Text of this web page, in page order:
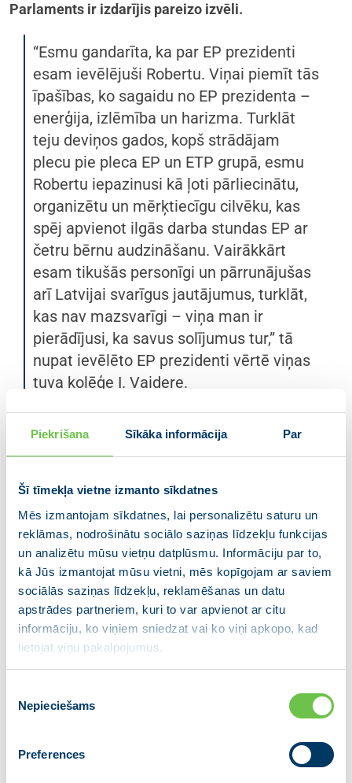
Piekrišana Sīkāka informācija Par
Šī tīmekļa vietne izmanto sīkdatnes
Mēs izmantojam sīkdatnes, lai personalizētu saturu un
reklāmas, nodrošinātu sociālo saziņas līdzekļu funkcijas
un analizētu mūsu vietņu datplūsmu. Informāciju par to,
kā Jūs izmantojat mūsu vietni, mēs kopīgojam ar saviem
sociālās saziņas līdzekļu, reklamēšanas un datu
apstrādes partneriem, kuri to var apvienot ar citu
informāciju, ko viņiem sniedzat vai ko viņi apkopo, kad
lietojat viņu pakalpojumus.
izvēle
Nepieciešams
Preferences
Parlaments ir izdarījis pareizo izvēli.
“Esmu gandarīta, ka par EP prezidenti
esam ievēlējuši Robertu. Viņai piemīt tās
īpašības, ko sagaidu no EP prezidenta –
enerģija, izlēmība un harizma. Turklāt
teju deviņos gados, kopš strādājam
plecu pie pleca EP un ETP grupā, esmu
Robertu iepazinusi kā ļoti pārliecinātu,
organizētu un mērķtiecīgu cilvēku, kas
spēj apvienot ilgās darba stundas EP ar
četru bērnu audzināšanu. Vairākkārt
esam tikušās personīgi un pārrunājušas
arī Latvijai svarīgus jautājumus, turklāt,
kas nav mazsvarīgi – viņa man ir
pierādījusi, ka savus solījumus tur,” tā
nupat ievēlēto EP prezidenti vērtē viņas
tuva kolēģe I. Vaidere.
Latvijas pārstāve sagaida, ka līdz ar R. Metsolas
stāšanos šajā augstajā amatā notiks vairākas
mērķi. Viņa ir apņēmusies strādāt pie tā, lai
Uzskatu, ka ir labas izredzes to panākt, jo viņa
līdzšinējā darbā ir pierādījusi, ka spēj rast saprātīgus
kompromisus starp dažādiem politiskajiem
uzskatiem. Tas būs ārkārtīgi svarīgi, lai mēs varētu
vienoties par daudziem nozīmīgiem, bet arī strīdīgiem
likumiem, kas EP jāpieņem nākamajos divarpus
gados, tai skaitā – Eiropas zaļā kursa ieviešanai,
atpazīstamību iedzīvotāju vidū, kā arī sieviešu iesaisti
politikā un līderībā, kas, manuprāt, ir ļoti pozitīvi
mērķi. Ceru, ka Robertas vadībā EP jau drīzumā varēs
atgriezties pie pilna laika darba klātienē, kas mums –